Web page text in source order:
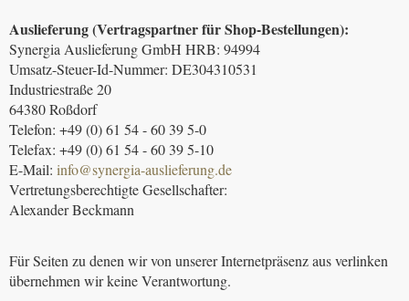
Auslieferung (Vertragspartner für Shop-Bestellungen):
Synergia Auslieferung GmbH HRB: 94994
Umsatz-Steuer-Id-Nummer: DE304310531
Industriestraße 20
64380 Roßdorf
Telefon: +49 (0) 61 54 - 60 39 5-0
Telefax: +49 (0) 61 54 - 60 39 5-10
E-Mail: info@synergia-auslieferung.de
Vertretungsberechtigte Gesellschafter:
Alexander Beckmann
Für Seiten zu denen wir von unserer Internetpräsenz aus verlinken
übernehmen wir keine Verantwortung.